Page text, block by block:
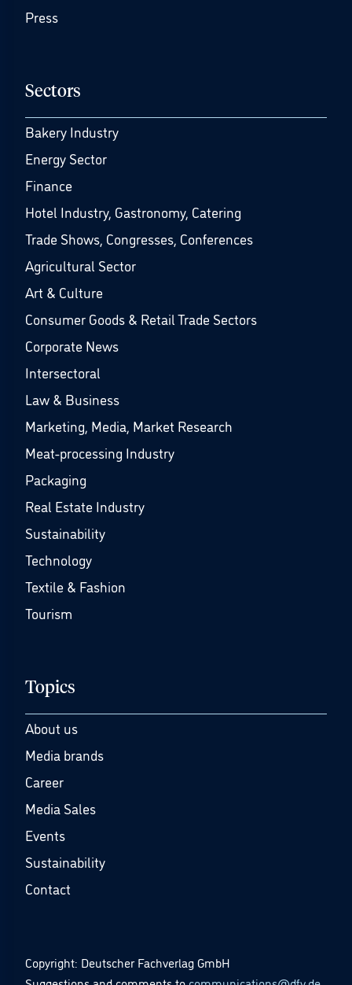
Press
Sectors
Bakery Industry
Energy Sector
Finance
Hotel Industry, Gastronomy, Catering
Trade Shows, Congresses, Conferences
Agricultural Sector
Art & Culture
Consumer Goods & Retail Trade Sectors
Corporate News
Intersectoral
Law & Business
Marketing, Media, Market Research
Meat-processing Industry
Packaging
Real Estate Industry
Sustainability
Technology
Textile & Fashion
Tourism
Topics
About us
Media brands
Career
Media Sales
Events
Sustainability
Contact
Copyright: Deutscher Fachverlag GmbH